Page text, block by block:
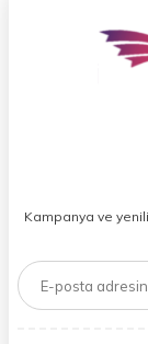
Kampanya ve